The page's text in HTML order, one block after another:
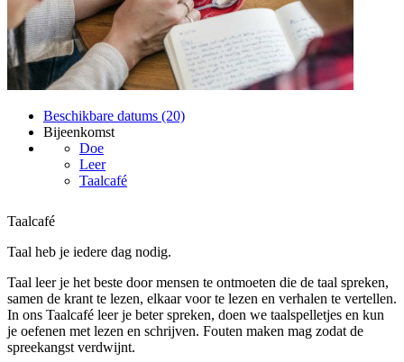
Beschikbare datums (20)
Bijeenkomst
Doe
Leer
Taalcafé
Taalcafé
Taal heb je iedere dag nodig.
Taal leer je het beste door mensen te ontmoeten die de taal spreken,
samen de krant te lezen, elkaar voor te lezen en verhalen te vertellen.
In ons Taalcafé leer je beter spreken, doen we taalspelletjes en kun
je oefenen met lezen en schrijven. Fouten maken mag zodat de
spreekangst verdwijnt.